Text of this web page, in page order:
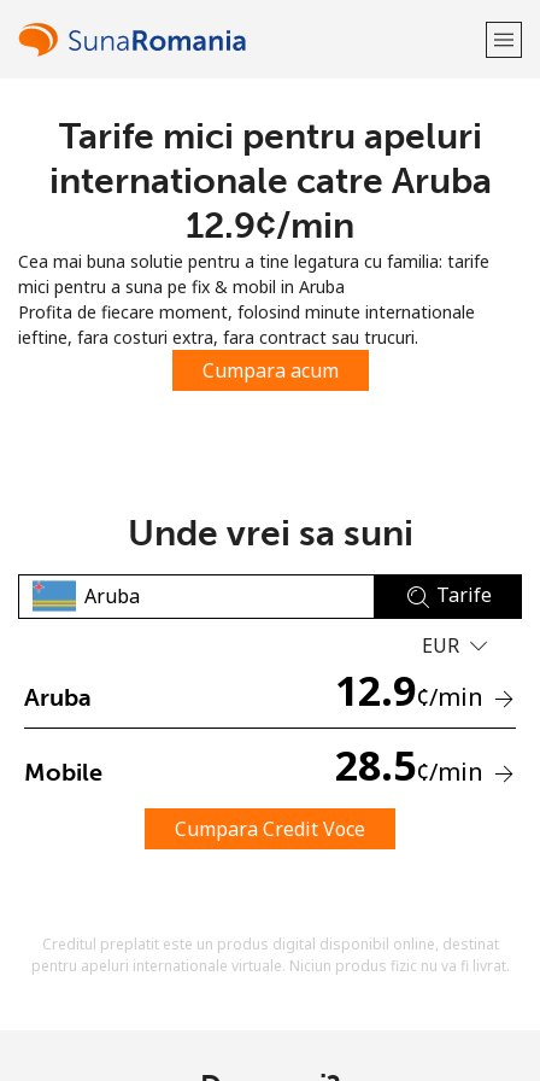
Bine-ai venit!
Inregistreaza-te cu
Lipsa parola
Minim 8 litere
Un simbol/litera speciala
Tarife mici pentru apeluri
internationale catre Aruba
⁦12.9¢⁩/min
Cea mai buna solutie pentru a tine legatura cu familia: tarife
mici pentru a suna pe fix & mobil in Aruba
Profita de fiecare moment, folosind minute internationale
ieftine, fara costuri extra, fara contract sau trucuri.
Cumpara acum
Unde vrei sa suni
Tarife
EUR
Aruba 12.9¢/min
Mobile 28.5¢/min
Cumpara Credit Voce
Creditul preplatit este un produs digital disponibil online, destinat
pentru apeluri internationale virtuale. Niciun produs fizic nu va fi livrat.